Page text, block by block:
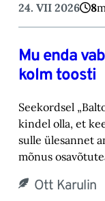
24. VII 2026 8
Mu enda
kolm toosti
Seekordsel
kindel olla, et
sulle ülesannet
mõnus
Ott Karulin